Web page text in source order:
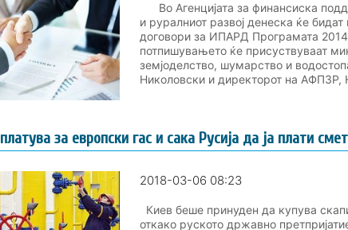
Во Агенцијата за финансиска
и руралниот развој денеска ќе
договори за ИПАРД Програмата
потпишувањето ќе присуствуваат
земјоделство, шумарство и
Николовски и директорот на АФПЗР,
за европски гас и сака Русија да ја плати
2018-03-06 08:23
Киев беше принуден да купува
откако руското државно